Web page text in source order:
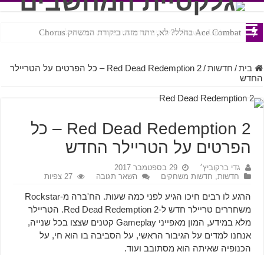
Ace Combat בחלל? לא, יותר מזה. ביקורת המשחק Chorus
Steven Universe והשירים שתורגמו בצורה נוראית לעברית
בית / חדשות /
Red Dead Redemption 2 – כל הפרטים על הטריילר
החדש
Red Dead Redemption 2 – כל
הפרטים על הטריילר החדש
גדי ברקוביץ׳
29 בספטמבר 2017
חדשות, חדשות משחקים השאר תגובה 27 צפיות
הרגע לו רבים חיכו הגיע לפני כמה שעות. הח'ברה מ-Rockstar
משחררים טריילר חדש ל-Red Dead Redemption 2. הטריילר
מלא במידע, המון מאפייני Gameplay קטנים שצצו בכל שנייה,
אנחנו למדים על הגיבור הראשי, על הסביבה בו הוא חי, על
הכנופיה שאיתה הוא מסתובב ועוד.